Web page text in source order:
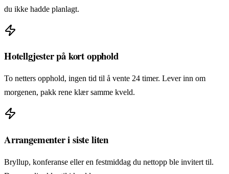
du ikke hadde planlagt.
Hotellgjester på kort opphold
To netters opphold, ingen tid til å vente 24 timer. Lever inn om
morgenen, pakk rene klær samme kveld.
Arrangementer i siste liten
Bryllup, konferanse eller en festmiddag du nettopp ble invitert til.